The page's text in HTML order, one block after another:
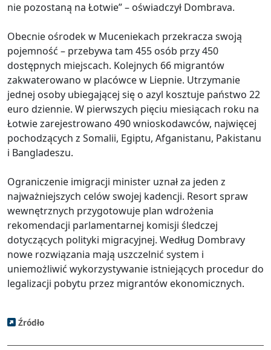
nie pozostaną na Łotwie” – oświadczył Dombrava.
Obecnie ośrodek w Muceniekach przekracza swoją
pojemność – przebywa tam 455 osób przy 450
dostępnych miejscach. Kolejnych 66 migrantów
zakwaterowano w placówce w Liepnie. Utrzymanie
jednej osoby ubiegającej się o azyl kosztuje państwo 22
euro dziennie. W pierwszych pięciu miesiącach roku na
Łotwie zarejestrowano 490 wnioskodawców, najwięcej
pochodzących z Somalii, Egiptu, Afganistanu, Pakistanu
i Bangladeszu.
Ograniczenie imigracji minister uznał za jeden z
najważniejszych celów swojej kadencji. Resort spraw
wewnętrznych przygotowuje plan wdrożenia
rekomendacji parlamentarnej komisji śledczej
dotyczących polityki migracyjnej. Według Dombravy
nowe rozwiązania mają uszczelnić system i
uniemożliwić wykorzystywanie istniejących procedur do
legalizacji pobytu przez migrantów ekonomicznych.
Źródło